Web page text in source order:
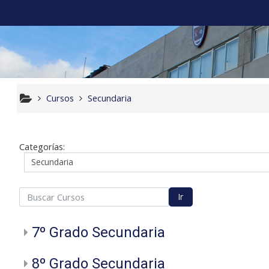
Cursos Secundaria
Categorías:
Cursos Ir
7º Grado Secundaria
8º Grado Secundaria